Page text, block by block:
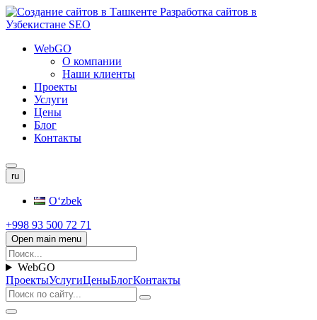
WebGO
О компании
Наши клиенты
Проекты
Услуги
Цены
Блог
Контакты
ru
Oʻzbek
+998 93 500 72 71
Open main menu
WebGO
ПроектыУслугиЦеныБлогКонтакты